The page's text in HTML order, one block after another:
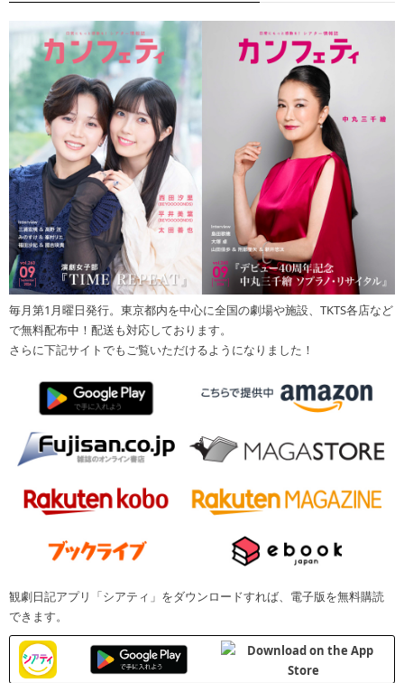
毎月第1月曜日発行。東京都内を中心に全国の劇場や施設、TKTS各店など
で無料配布中！配送も対応しております。
さらに下記サイトでもご覧いただけるようになりました！
観劇日記アプリ「シアティ」をダウンロードすれば、電子版を無料購読
できます。